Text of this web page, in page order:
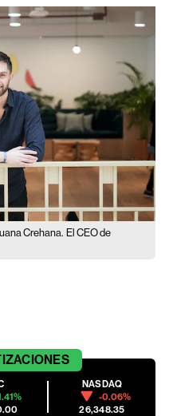
Crehana. El CEO de
NASDAQ
-0.06%
26,348.35